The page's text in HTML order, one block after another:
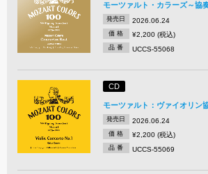
モーツァルト・カラーズ～協
発売日 2026.06.24
価 格 ¥2,200 (税込)
品 番 UCCS-55068
CD
モーツァルト：ヴァイオリン
発売日 2026.06.24
価 格 ¥2,200 (税込)
品 番 UCCS-55069